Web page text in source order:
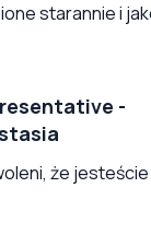
starannie i
-
że